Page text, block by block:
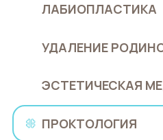
ЛАБИОПЛАСТИКА
УДАЛЕНИЕ
ЭСТЕТИЧЕСКАЯ
ПРОКТОЛОГИЯ